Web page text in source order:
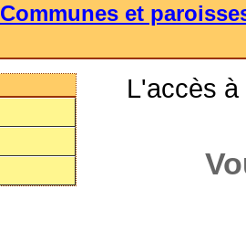
Communes et
L'accès